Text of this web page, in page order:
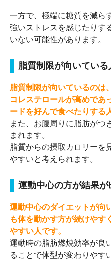
一方で、極端に糖質を減ら
強いストレスを感じたりす
いない可能性があります。
脂質制限が向いている
脂質制限が向いているのは
コレステロールが高めであ
ードを好んで食べたりする
また、お腹周りに脂肪がつ
まれます。
脂質からの摂取カロリーを
やすいと考えられます。
運動中心の方が結果が
運動中心のダイエットが向
も体を動かす方が続けやす
やすい人です。
運動時の脂肪燃焼効率が良
ることで体型が変わりやす